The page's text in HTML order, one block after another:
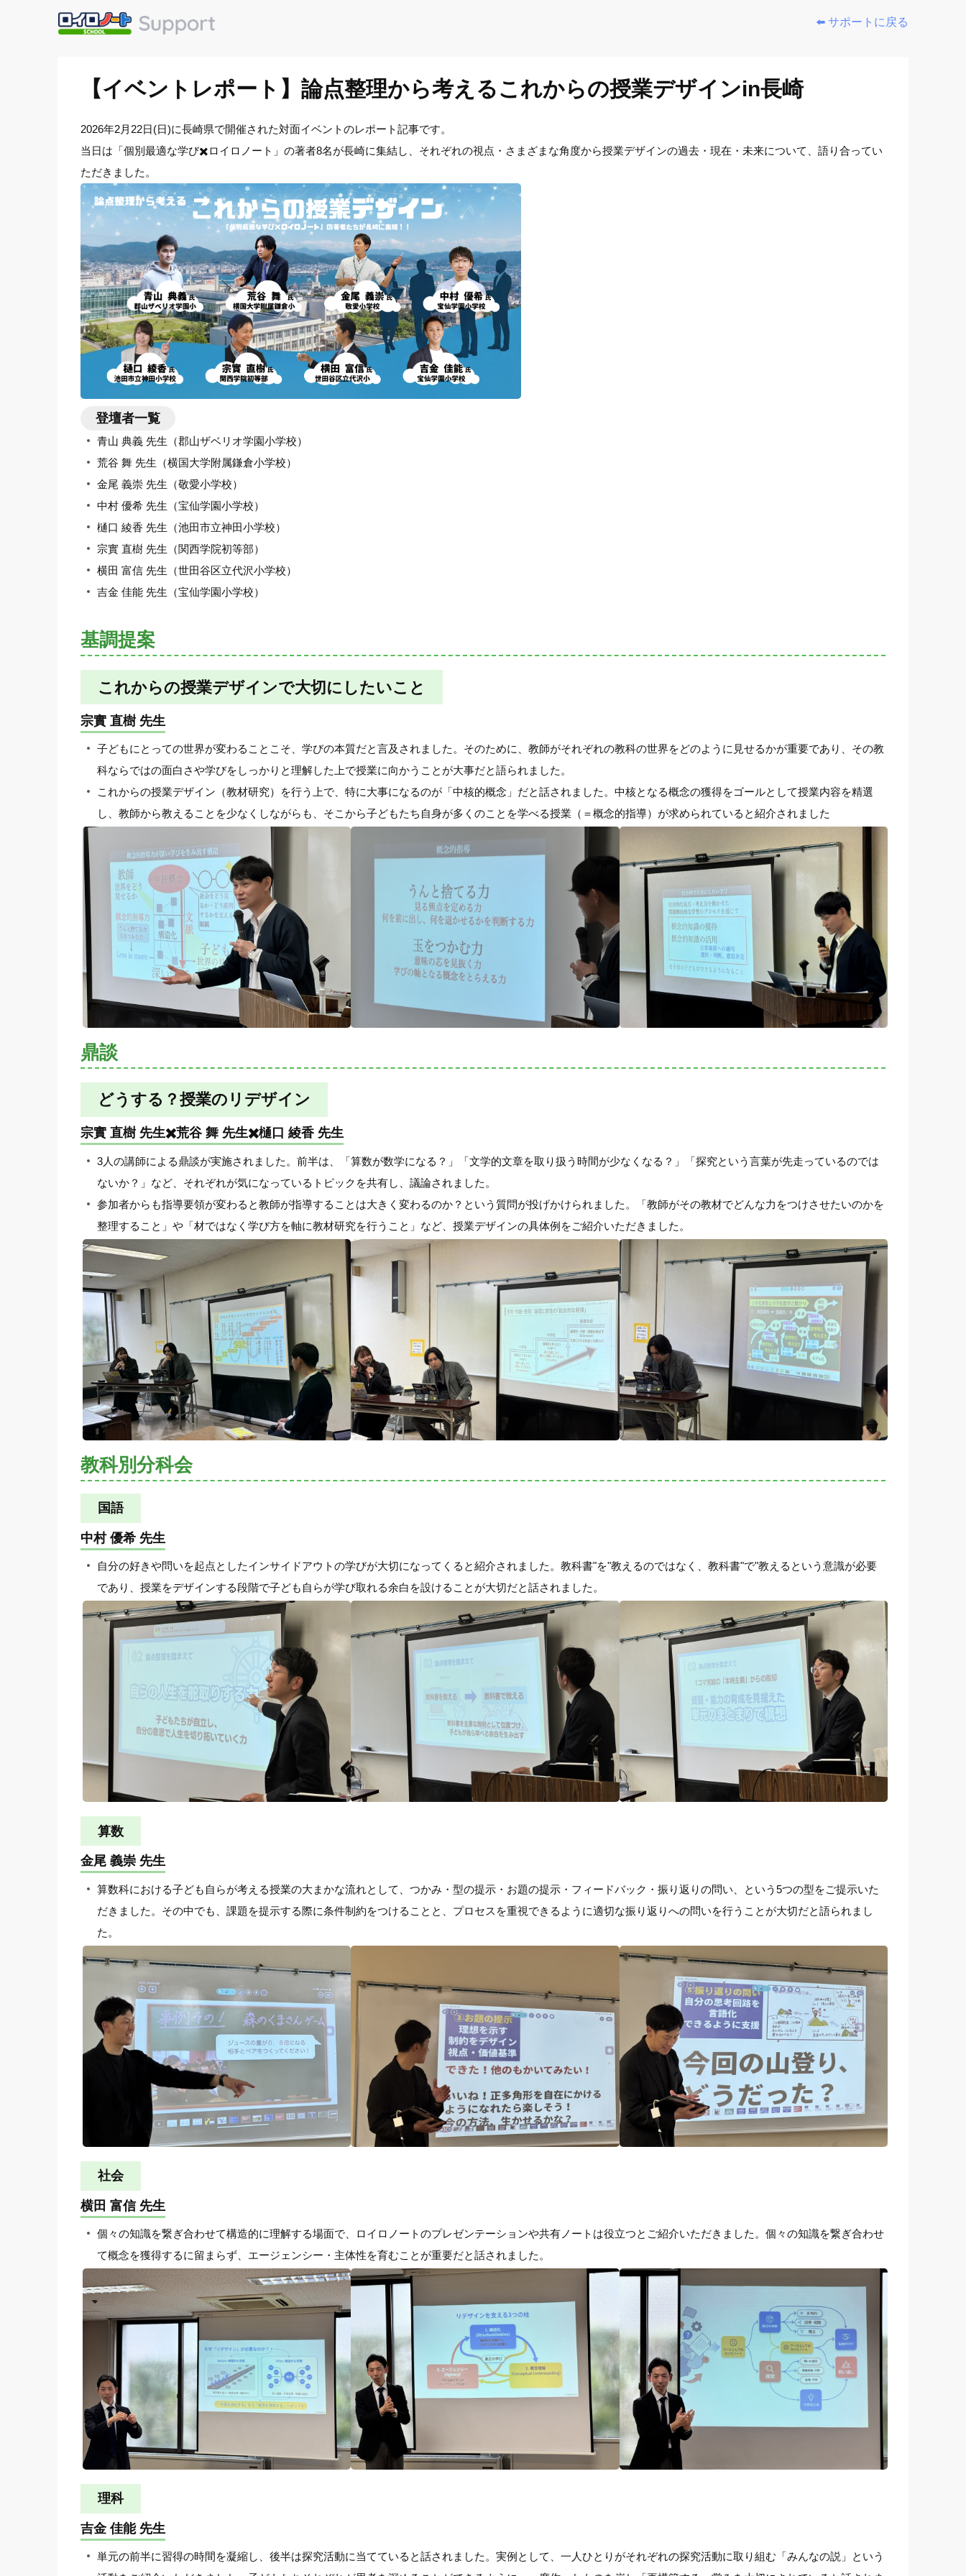
⬅️ サポートに戻る
【イベントレポート】論点整理から考えるこれからの授業デザインin長崎
2026年2月22日(日)に長崎県で開催された対面イベントのレポート記事です。
当日は「個別最適な学び✖️ロイロノート」の著者8名が長崎に集結し、それぞれの視点・さまざまな角度から授業デザインの過去・現在・未来について、語り合ってい
ただきました。
登壇者一覧
青山 典義 先生（郡山ザベリオ学園小学校）
荒谷 舞 先生（横国大学附属鎌倉小学校）
金尾 義崇 先生（敬愛小学校）
中村 優希 先生（宝仙学園小学校）
樋口 綾香 先生（池田市立神田小学校）
宗實 直樹 先生（関西学院初等部）
横田 富信 先生（世田谷区立代沢小学校）
吉金 佳能 先生（宝仙学園小学校）
基調提案
これからの授業デザインで大切にしたいこと
宗實 直樹 先生
子どもにとっての世界が変わることこそ、学びの本質だと言及されました。そのために、教師がそれぞれの教科の世界をどのように見せるかが重要であり、その教
科ならではの面白さや学びをしっかりと理解した上で授業に向かうことが大事だと語られました。
これからの授業デザイン（教材研究）を行う上で、特に大事になるのが「中核的概念」だと話されました。中核となる概念の獲得をゴールとして授業内容を精選
し、教師から教えることを少なくしながらも、そこから子どもたち自身が多くのことを学べる授業（＝概念的指導）が求められていると紹介されました
鼎談
どうする？授業のリデザイン
宗實 直樹 先生✖️荒谷 舞 先生✖️樋口 綾香 先生
3人の講師による鼎談が実施されました。前半は、「算数が数学になる？」「文学的文章を取り扱う時間が少なくなる？」「探究という言葉が先走っているのでは
ないか？」など、それぞれが気になっているトピックを共有し、議論されました。
参加者からも指導要領が変わると教師が指導することは大きく変わるのか？という質問が投げかけられました。「教師がその教材でどんな力をつけさせたいのかを
整理すること」や「材ではなく学び方を軸に教材研究を行うこと」など、授業デザインの具体例をご紹介いただきました。
教科別分科会
国語
中村 優希 先生
自分の好きや問いを起点としたインサイドアウトの学びが大切になってくると紹介されました。教科書"を"教えるのではなく、教科書"で"教えるという意識が必要
であり、授業をデザインする段階で子ども自らが学び取れる余白を設けることが大切だと話されました。
算数
金尾 義崇 先生
算数科における子ども自らが考える授業の大まかな流れとして、つかみ・型の提示・お題の提示・フィードバック・振り返りの問い、という5つの型をご提示いた
だきました。その中でも、課題を提示する際に条件制約をつけることと、プロセスを重視できるように適切な振り返りへの問いを行うことが大切だと語られまし
た。
社会
横田 富信 先生
個々の知識を繋ぎ合わせて構造的に理解する場面で、ロイロノートのプレゼンテーションや共有ノートは役立つとご紹介いただきました。個々の知識を繋ぎ合わせ
て概念を獲得するに留まらず、エージェンシー・主体性を育むことが重要だと話されました。
理科
吉金 佳能 先生
単元の前半に習得の時間を凝縮し、後半は探究活動に当てていると話されました。実例として、一人ひとりがそれぞれの探究活動に取り組む「みんなの説」という